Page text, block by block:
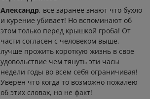
Александр, все заранее знают что бухло
и курение убивает! Но вспоминают об
этом только перед крышкой гроба! От
части согласен с человеком выше,
лучше прожить короткую жизнь в свое
удовольствие чем тянуть эти часы
недели годы во всем себя ограничивая!
Уверен что когда то возможно пожалею
об этих словах, но не факт!